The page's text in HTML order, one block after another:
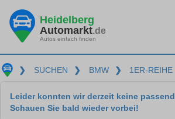
Heidelberg
Automarkt.de
Autos einfach finden
❯ SUCHEN ❯ BMW ❯ 1ER-REIHE
Leider konnten wir derzeit keine
Schauen Sie bald wieder vorbei!